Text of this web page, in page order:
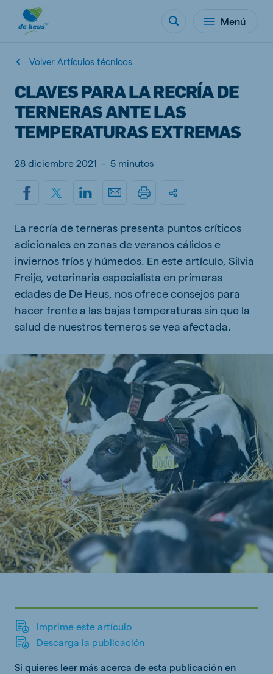
Menú
Volver Artículos técnicos
CLAVES PARA LA RECRÍA DE
TERNERAS ANTE LAS
TEMPERATURAS EXTREMAS
28 diciembre 2021 - 5 minutos
La recría de terneras presenta puntos críticos
adicionales en zonas de veranos cálidos e
inviernos fríos y húmedos. En este artículo, Silvia
Freije, veterinaria especialista en primeras
edades de De Heus, nos ofrece consejos para
hacer frente a las bajas temperaturas sin que la
salud de nuestros terneros se vea afectada.
Imprime este artículo
Descarga la publicación
Si quieres leer más acerca de esta publicación en